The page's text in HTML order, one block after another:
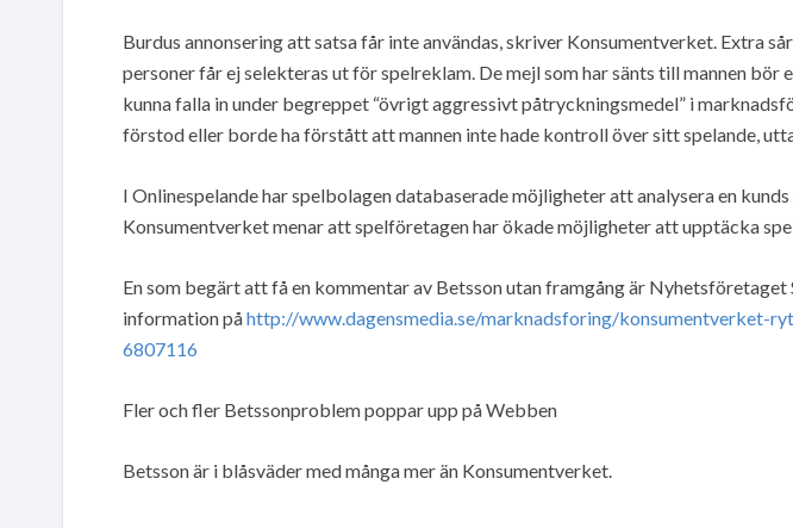
Burdus annonsering att satsa får inte användas, skriver Konsumentverket. Extra
personer får ej selekteras ut för spelreklam. De mejl som har sänts till mannen
kunna falla in under begreppet “övrigt aggressivt påtryckningsmedel” i
förstod eller borde ha förstått att mannen inte hade kontroll över sitt spelande,
I Onlinespelande har spelbolagen databaserade möjligheter att analysera en
Konsumentverket menar att spelföretagen har ökade möjligheter att upptäcka
En som begärt att få en kommentar av Betsson utan framgång är Nyhetsföretaget
information påhttp://www.dagensmedia.se/marknadsforing/konsumentverket-
6807116
Fler och fler Betssonproblem poppar upp på Webben
Betsson är i blåsväder med många mer än Konsumentverket.